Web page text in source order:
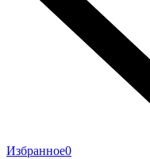
Избранное0